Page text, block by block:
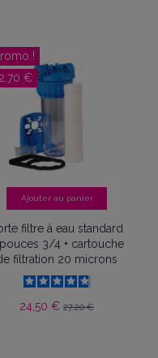
!
€
Ajouter au panier
filtre à eau standard
3/4 + cartouche
filtration 20 microns
24,50 €27,20 €